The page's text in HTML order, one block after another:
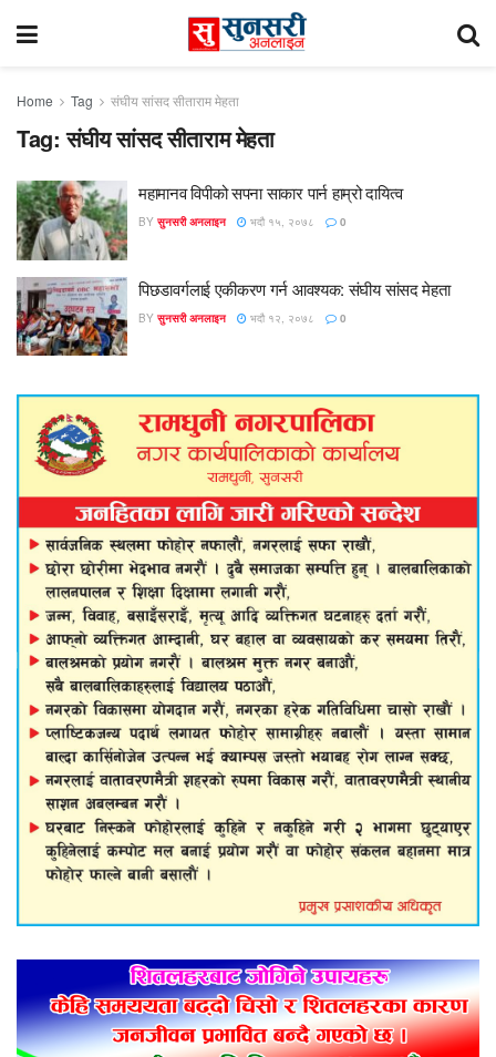
Home Tag संघीय सांसद सीताराम मेहता
Tag:संघीय सांसद सीताराम मेहता
महामानव विपीको सपना साकार पार्न हाम्रो दायित्व
BY सुनसरी अनलाइन भदौ १५, २०७८ 0
पिछडावर्गलाई एकीकरण गर्न आवश्यक: संघीय सांसद मेहता
BY सुनसरी अनलाइन भदौ १२, २०७८ 0